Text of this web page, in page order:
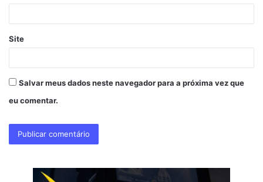
*
Site
Salvar meus dados neste navegador para a próxima vez que
eu comentar.